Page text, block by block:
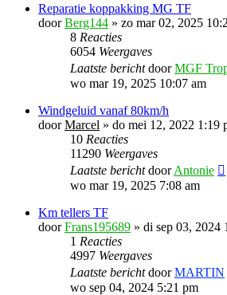
Reparatie koppakking MG TF
doorBerg144 » zo mar 02, 2025
8 Reacties
6054 Weergaves
Laatste berichtdoorMGF
wo mar 19, 2025 10:07 am
Windgeluid vanaf 80km/h
doorMarcel » do mei 12, 2022 1:19
10 Reacties
11290 Weergaves
Laatste berichtdoorAntonie
wo mar 19, 2025 7:08 am
Km tellers TF
doorFrans195689 » di sep 03, 2024
1 Reacties
4997 Weergaves
Laatste berichtdoorMARTIN
wo sep 04, 2024 5:21 pm